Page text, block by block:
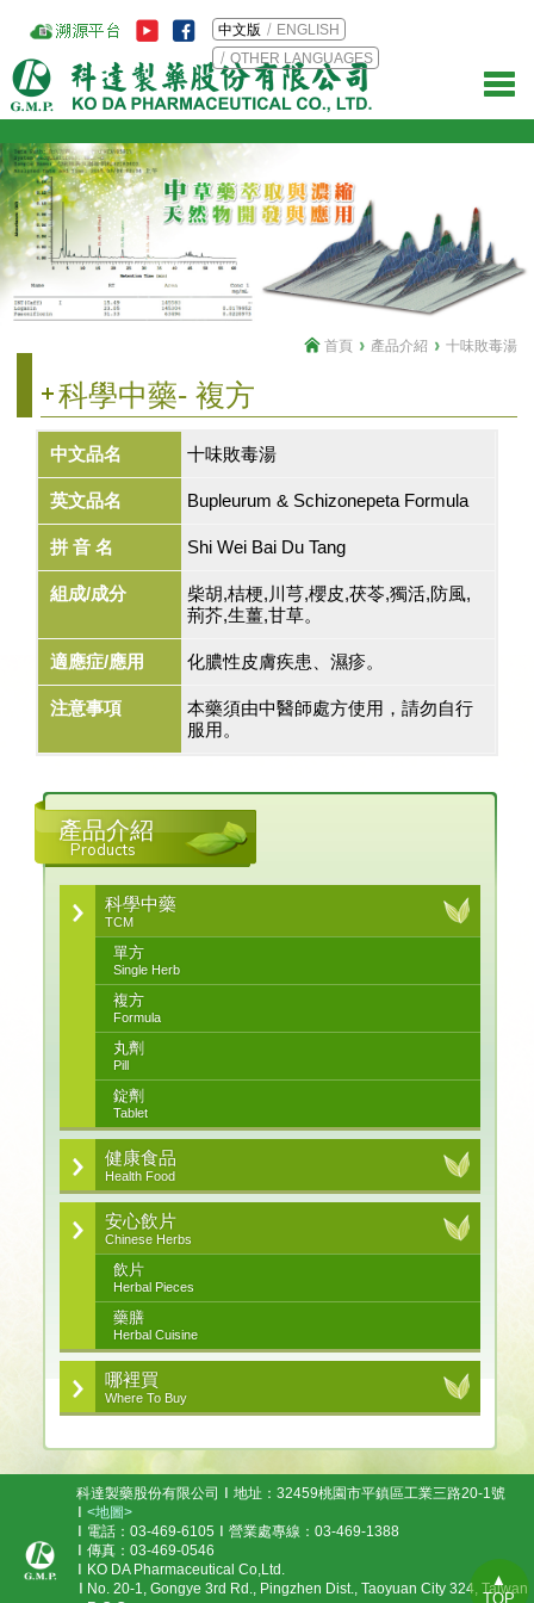
中文版
ENGLISH
OTHER LANGUAGES
科學中藥- 複方
首頁 產品介紹 十味敗毒湯
中文品名 十味敗毒湯
英文品名 Bupleurum & Schizonepeta Formula
拼 音 名 Shi Wei Bai Du Tang
組成/成分
柴胡,桔梗,川芎,櫻皮,茯苓,獨活,防風,
荊芥,生薑,甘草。
適應症/應用 化膿性皮膚疾患、濕疹。
注意事項
本藥須由中醫師處方使用，請勿自行
服用。
產品介紹
Products
科學中藥
TCM
單方
Single Herb
複方
Formula
丸劑
Pill
錠劑
Tablet
健康食品
Health Food
安心飲片
Chinese Herbs
飲片
Herbal Pieces
藥膳
Herbal Cuisine
哪裡買
Where To Buy
科達製藥股份有限公司
地址：32459桃園市平鎮區工業三路20-1號
<地圖>
電話：03-469-6105
營業處專線：03-469-1388
傳真：03-469-0546
KO DA Pharmaceutical Co,Ltd.
No. 20-1, Gongye 3rd Rd., Pingzhen Dist., Taoyuan City 324, Taiwan
▲
TOP